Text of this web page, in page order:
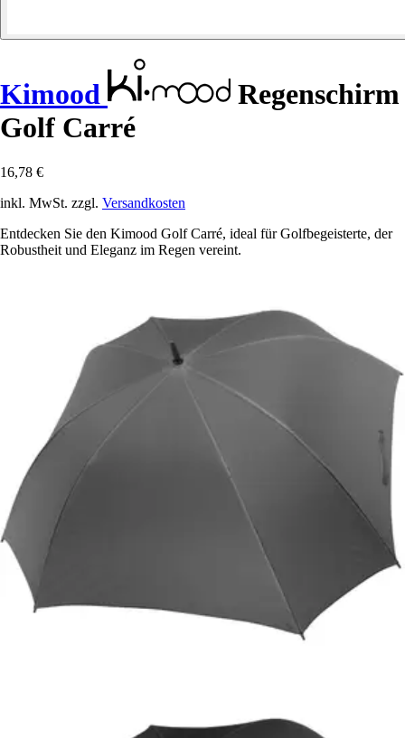
Kimood
Regenschirm
Golf Carré
16,78 €
inkl. MwSt. zzgl. Versandkosten
Entdecken Sie den Kimood Golf Carré, ideal für Golfbegeisterte, der
Robustheit und Eleganz im Regen vereint.